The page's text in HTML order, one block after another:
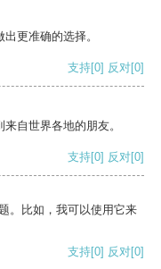
更准确的选择。
支持[0] 反对[0]
自世界各地的朋友。
支持[0] 反对[0]
。比如，我可以使用它来
支持[0] 反对[0]